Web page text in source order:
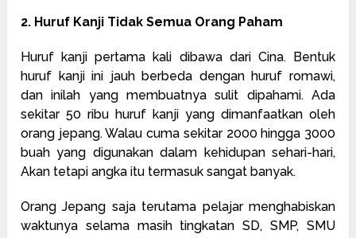
2. Huruf Kanji Tidak Semua Orang Paham
Huruf kanji pertama kali dibawa dari Cina. Bentuk
huruf kanji ini jauh berbeda dengan huruf romawi,
dan inilah yang membuatnya sulit dipahami. Ada
sekitar 50 ribu huruf kanji yang dimanfaatkan oleh
orang jepang. Walau cuma sekitar 2000 hingga 3000
buah yang digunakan dalam kehidupan sehari-hari,
Akan tetapi angka itu termasuk sangat banyak.
Orang Jepang saja terutama pelajar menghabiskan
waktunya selama masih tingkatan SD, SMP, SMU